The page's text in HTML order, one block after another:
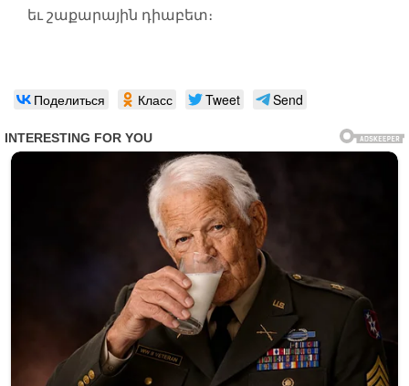
եւ շաքարային դիաբետ։
Поделиться Класс Tweet Send